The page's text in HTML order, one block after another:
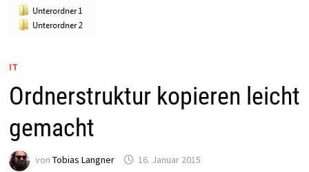
IT
Ordnerstruktur kopieren leicht
gemacht
von Tobias Langner 16. Januar 2015